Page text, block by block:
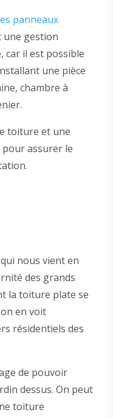
panneaux
une gestion
car il est possible
une pièce
chambre à
toiture et une
assurer le
nous vient en
des grands
la toiture plate se
en voit
résidentiels des
de pouvoir
dessus. On peut
toiture